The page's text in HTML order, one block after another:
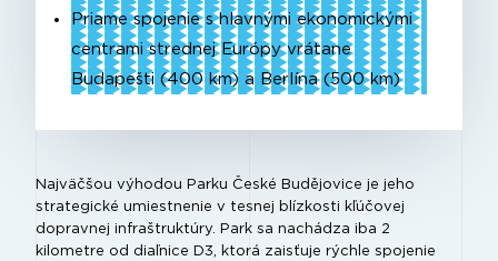
Priame spojenie s hlavnými ekonomickými
centrami strednej Európy vrátane
Budapešti (400 km) a Berlína (500 km)
Najväčšou výhodou Parku České Budějovice je jeho
strategické umiestnenie v tesnej blízkosti kľúčovej
dopravnej infraštruktúry. Park sa nachádza iba 2
kilometre od diaľnice D3, ktorá zaisťuje rýchle spojenie